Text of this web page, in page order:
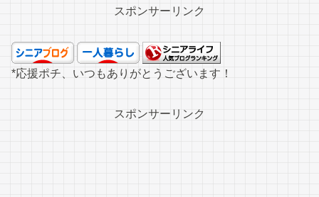
スポンサーリンク
*応援ポチ、いつもありがとうございます！
スポンサーリンク